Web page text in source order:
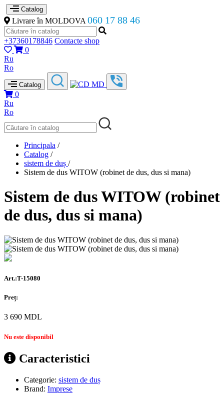
Catalog
Livrare în MOLDOVA 060 17 88 46
+37360178846 Contacte shop
0
Ru
Ro
Catalog
0
Ru
Ro
Principala /
Catalog /
sistem de duș /
Sistem de dus WITOW (robinet de dus, dus si mana)
Sistem de dus WITOW (robinet
de dus, dus si mana)
Art.:T-15080
Preț:
3 690 MDL
Nu este disponibil
Caracteristici
Categorie: sistem de duș
Brand: Imprese